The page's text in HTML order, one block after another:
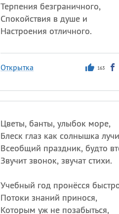
Терпения безграничного,
Спокойствия в душе и
Настроения отличного.
Открытка 163
Цветы, банты, улыбок море,
Блеск глаз как солнышка
Всеобщий праздник, будто
Звучит звонок, звучат стихи.
Учебный год пронёсся
Потоки знаний принося,
Которым уж не позабыться,